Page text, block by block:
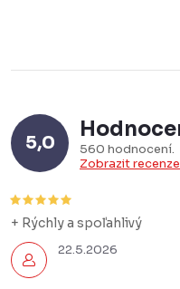
5,0
560 hodnocení
Zobrazit recenze
22.5.2026
+ Rýchly a spoľahlivý